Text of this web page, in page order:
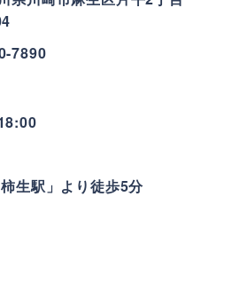
7890
生駅」より徒歩5分